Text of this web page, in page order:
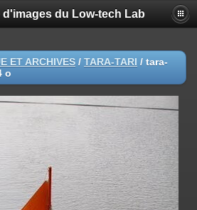
du Low-tech Lab
ET ARCHIVES / TARA-TARI / tara-
o